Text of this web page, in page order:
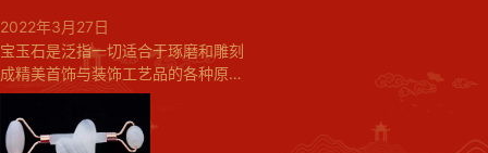
山石之精，吞食可以长寿，佩带可以
辟邪。...
2022年3月27日
宝玉石是泛指一切适合于琢磨和雕刻
成精美首饰与装饰工艺品的各种原
料。包括各种天然宝石、人造宝石，
有机、无机宝石，各种玉石、彩石
等。狭义的宝石含义是从宝石或玉石